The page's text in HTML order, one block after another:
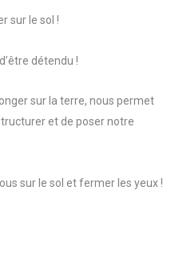
sur le sol !
détendu !
sur la terre, nous permet
et de poser notre
sur le sol et fermer les yeux !